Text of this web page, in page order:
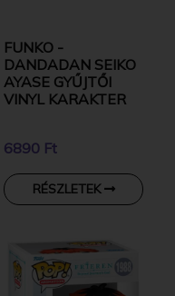
FUNKO -
DANDADAN SEIKO
AYASE GYŰJTŐI
VINYL KARAKTER
6890 Ft
RÉSZLETEK